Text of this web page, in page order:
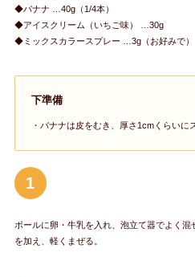
◆バナナ …40g（1/4本）
◆アイスクリーム（いちご味） …30g
◆ミックスカラースプレー …3g（お好みで）
下準備
・バナナは皮をむき、厚さ1cmくらいに
1
ボールに卵・牛乳を入れ、泡立て器でよく
を加え、軽くまぜる。